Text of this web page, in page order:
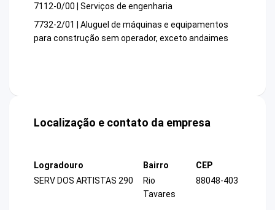
7112-0/00 | Serviços de engenharia
7732-2/01 | Aluguel de máquinas e equipamentos
para construção sem operador, exceto andaimes
Localização e contato da empresa
Logradouro
SERV DOS ARTISTAS 290
Bairro
Rio
Tavares
CEP
88048-403